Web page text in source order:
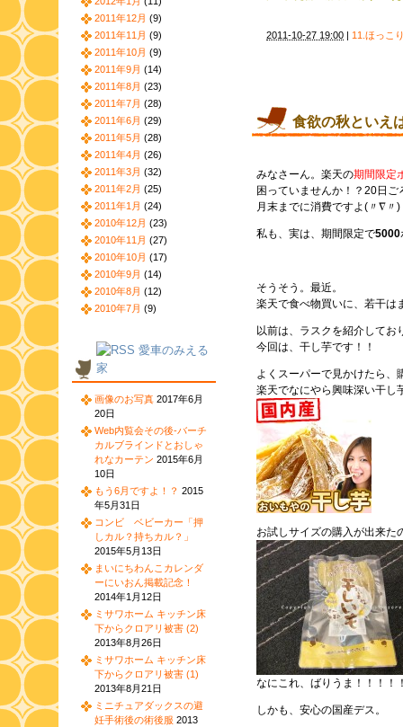
2011-10-27 19:00 | 11.ほっこ
食欲の秋といえ
みなさーん。楽天の期間限定
困っていませんか！？20日
月末までに消費ですよ(〃∇〃)
私も、実は、期間限定で5000
そうそう。最近。
楽天で食べ物買いに、若干は
以前は、ラスクを紹介してお
今回は、干し芋です！！
よくスーパーで見かけたら、
楽天でなにやら興味深い干し
お試しサイズの購入が出来た
なにこれ、ばりうま！！！！
しかも、安心の国産デス。
2011年12月 (9)
2011年11月 (9)
2011年10月 (9)
2011年9月 (14)
2011年8月 (23)
2011年7月 (28)
2011年6月 (29)
2011年5月 (28)
2011年4月 (26)
2011年3月 (32)
2011年2月 (25)
2011年1月 (24)
2010年12月 (23)
2010年11月 (27)
2010年10月 (17)
2010年9月 (14)
2010年8月 (12)
2010年7月 (9)
愛車のみえる
家
画像のお写真 2017年6月
20日
Web内覧会その後-バーチ
カルブラインドとおしゃ
れなカーテン 2015年6月
10日
もう6月ですよ！？ 2015
年5月31日
コンビ ベビーカー「押
しカル？持ちカル？」
2015年5月13日
まいにちわんこカレンダ
ーにいおん掲載記念！
2014年1月12日
ミサワホーム キッチン床
下からクロアリ被害 (2)
2013年8月26日
ミサワホーム キッチン床
下からクロアリ被害 (1)
2013年8月21日
ミニチュアダックスの避
妊手術後の術後服 2013